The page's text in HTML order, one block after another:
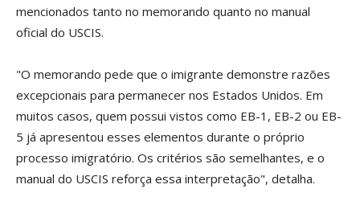
mencionados tanto no memorando quanto no manual
oficial do USCIS.
"O memorando pede que o imigrante demonstre razões
excepcionais para permanecer nos Estados Unidos. Em
muitos casos, quem possui vistos como EB-1, EB-2 ou EB-
5 já apresentou esses elementos durante o próprio
processo imigratório. Os critérios são semelhantes, e o
manual do USCIS reforça essa interpretação", detalha.